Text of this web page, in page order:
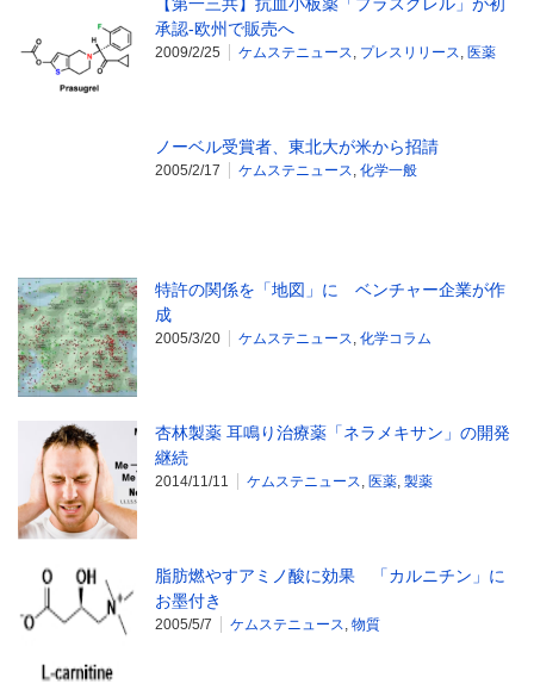
承認‐欧州で販売へ
2009/2/25 ケムステニュース, プレスリリース, 医薬
ノーベル受賞者、東北大が米から招請
2005/2/17 ケムステニュース, 化学一般
特許の関係を「地図」に ベンチャー企業が作
成
2005/3/20 ケムステニュース, 化学コラム
杏林製薬 耳鳴り治療薬「ネラメキサン」の開発
継続
2014/11/11 ケムステニュース, 医薬, 製薬
脂肪燃やすアミノ酸に効果 「カルニチン」に
お墨付き
2005/5/7 ケムステニュース, 物質